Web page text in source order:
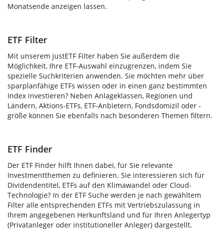
Monatsende anzeigen lassen.
ETF Filter
Mit unserem justETF Filter haben Sie außerdem die
Möglichkeit, Ihre ETF-Auswahl einzugrenzen, indem Sie
spezielle Suchkriterien anwenden. Sie möchten mehr über
sparplanfähige ETFs wissen oder in einen ganz bestimmten
Index investieren? Neben Anlageklassen, Regionen und
Ländern, Aktions-ETFs, ETF-Anbietern, Fondsdomizil oder -
größe können Sie ebenfalls nach besonderen Themen filtern.
ETF Finder
Der ETF Finder hilft Ihnen dabei, für Sie relevante
Investmentthemen zu definieren. Sie interessieren sich für
Dividendentitel, ETFs auf den Klimawandel oder Cloud-
Technologie? In der ETF Suche werden je nach gewähltem
Filter alle entsprechenden ETFs mit Vertriebszulassung in
Ihrem angegebenen Herkunftsland und für Ihren Anlegertyp
(Privatanleger oder institutioneller Anleger) dargestellt.